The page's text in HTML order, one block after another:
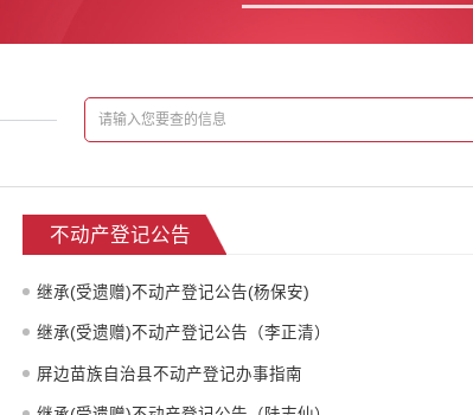
不动产登记公告
继承(受遗赠)不动产登记公告(杨保安)
继承(受遗赠)不动产登记公告（李正清）
屏边苗族自治县不动产登记办事指南